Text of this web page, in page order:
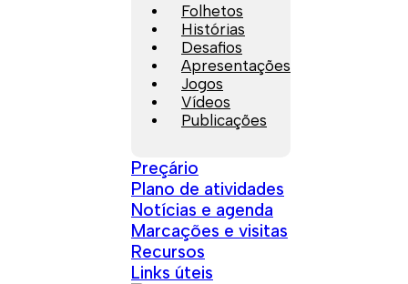
Folhetos
Histórias
Desafios
Apresentações
Jogos
Vídeos
Publicações
Preçário
Plano de atividades
Notícias e agenda
Marcações e visitas
Recursos
Links úteis